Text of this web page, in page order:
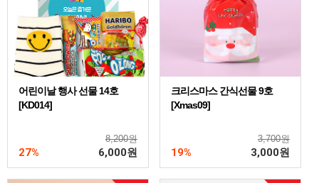
어린이날 행사 선물 14호
[KD014]
8,200원
27% 6,000원
크리스마스 간식선물 9호
[Xmas09]
3,700원
19% 3,000원